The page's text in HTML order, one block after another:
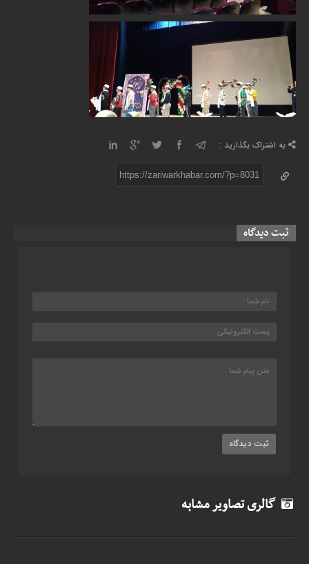
به اشتراک بگذارید :
https://zariwarkhabar.com/?p=8031
ثبت دیدگاه
گالری تصاویر مشابه